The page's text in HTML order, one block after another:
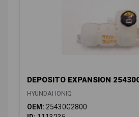
DEPOSITO EXPANSION
HYUNDAI IONIQ
OEM: 25430G2800